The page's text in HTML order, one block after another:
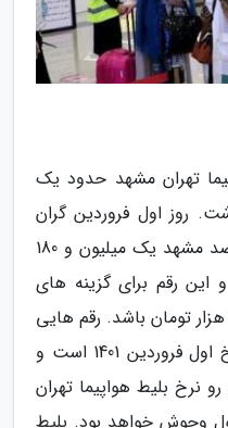
تهران مشهد حدود یک
روز اول فروردین گران
ترین بلیط هوایی از مرکز به مقصد مشهد یک میلیون و 180
رقم برای گزینه های
مقرون به صرفه تر می تواند 940 هزار تومان باشد. رقم هایی
که آنالیز کردیم، دقیقا برای تاریخ اول فروردین 1401 است و
نرخ بلیط هواپیما تهران
وحوش خواهد بود. بلیط